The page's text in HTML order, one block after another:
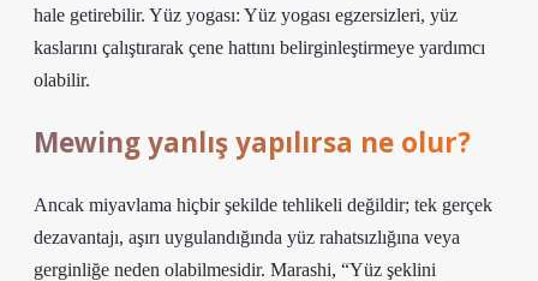
hale getirebilir. Yüz yogası: Yüz yogası egzersizleri, yüz
kaslarını çalıştırarak çene hattını belirginleştirmeye yardımcı
olabilir.
Mewing yanlış yapılırsa ne olur?
Ancak miyavlama hiçbir şekilde tehlikeli değildir; tek gerçek
dezavantajı, aşırı uygulandığında yüz rahatsızlığına veya
gerginliğe neden olabilmesidir. Marashi, “Yüz şeklini